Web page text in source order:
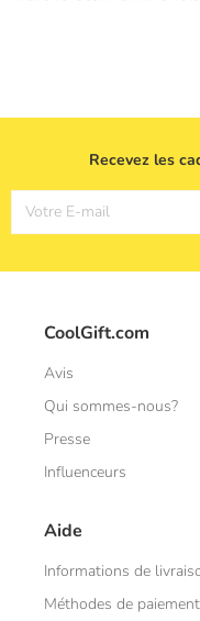
Recevez les
Votre E-mail
CoolGift.com
Avis
Qui sommes-nous?
Presse
Influenceurs
Aide
Informations de
Méthodes de paiement